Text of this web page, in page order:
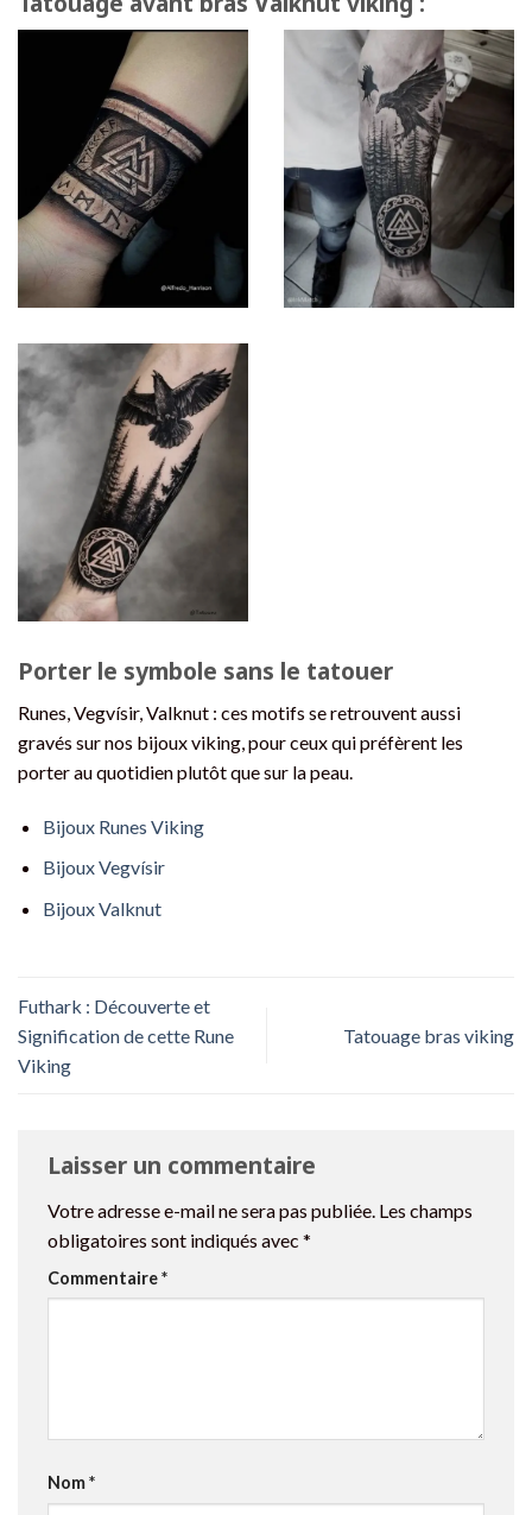
Porter le symbole sans le tatouer
Runes, Vegvísir, Valknut : ces motifs se retrouvent aussi
gravés sur nos bijoux viking, pour ceux qui préfèrent les
porter au quotidien plutôt que sur la peau.
Bijoux Runes Viking
Bijoux Vegvísir
Bijoux Valknut
Futhark : Découverte et
Signification de cette Rune
Viking
Tatouage bras viking
Laisser un commentaire
Votre adresse e-mail ne sera pas publiée. Les champs
obligatoires sont indiqués avec *
Commentaire*
Nom*